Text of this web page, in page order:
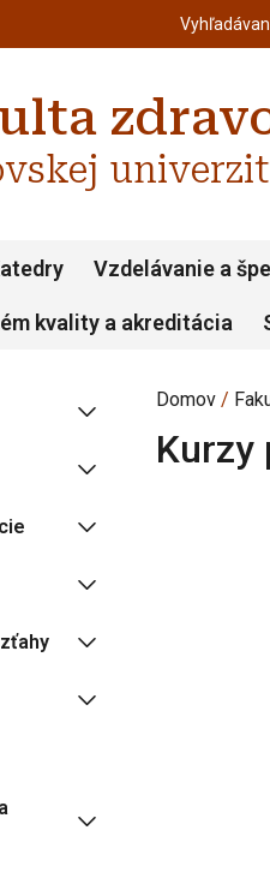
Top
Vzdelávanie a
kvality a akreditácia
Domov
Kurzy